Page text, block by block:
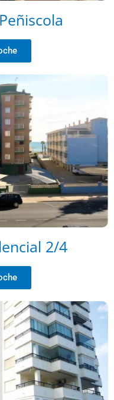
2/4